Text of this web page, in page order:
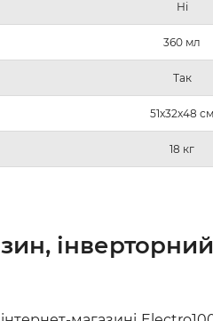
Ні
360 мл
Так
51x32x48 см
18 кг